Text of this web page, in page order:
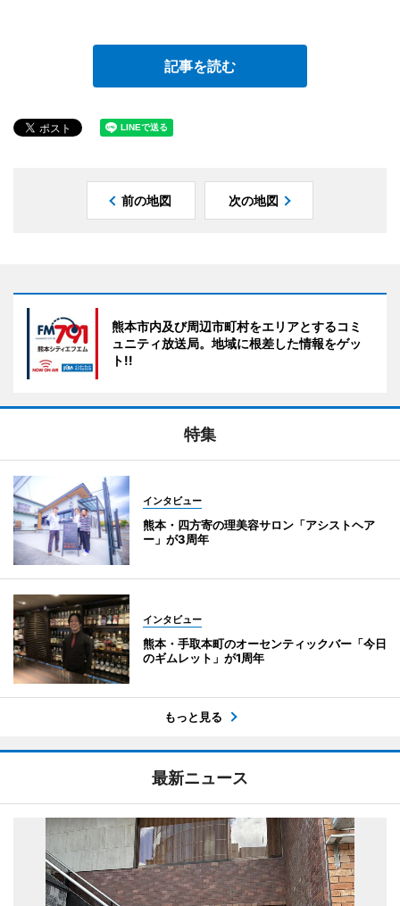
記事を読む
前の地図 次の地図
熊本市内及び周辺市町村をエリアとするコミ
ュニティ放送局。地域に根差した情報をゲッ
ト!!
特集
インタビュー
熊本・四方寄の理美容サロン「アシストヘア
ー」が3周年
インタビュー
熊本・手取本町のオーセンティックバー「今日
のギムレット」が1周年
もっと見る
最新ニュース